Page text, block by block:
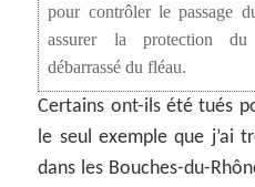
pour contrôler le passage
assurer la protection
débarrassé du fléau.
Certains ont-ils été tués
le seul exemple que j’ai
dans les Bouches-du-